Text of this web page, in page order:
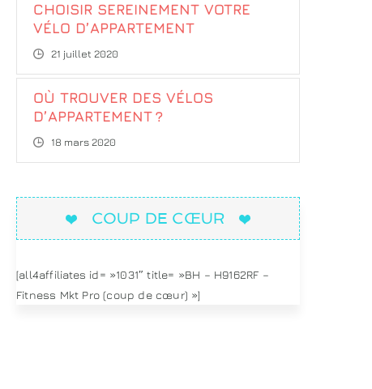
CHOISIR SEREINEMENT VOTRE
VÉLO D’APPARTEMENT
21 juillet 2020
OÙ TROUVER DES VÉLOS
D’APPARTEMENT ?
18 mars 2020
COUP DE CŒUR
[all4affiliates id= »1031″ title= »BH – H9162RF –
Fitness Mkt Pro (coup de cœur) »]